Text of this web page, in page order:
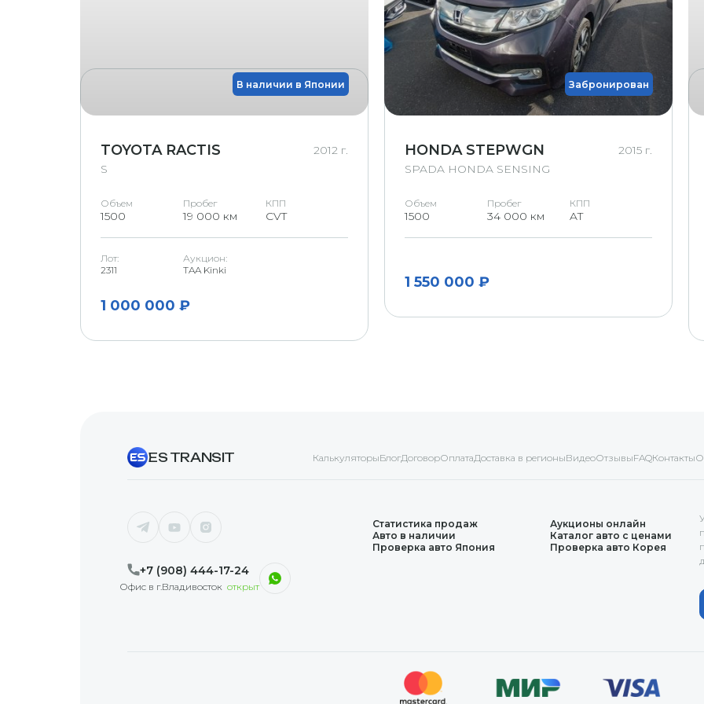
R
RX
Х
В наличии в Японии
TOYOTA RACTIS
S
2012 г.
Объем
1500
Пробег
19 000 км
КПП
CVT
Лот:
2311
Аукцион:
TAA Kinki
1 000 000 ₽
Забронирован
HONDA STEPWGN
SPADA HONDA SENSING
2015 г.
Объем
1500
Пробег
34 000 км
КПП
AT
1 550 000 ₽
ES TRANSIT КалькуляторыБлогДоговорОплатаДоставка в регионыВидеоОтзывыFAQКонтакты
+7 (908) 444-17-24
Офис в г.Владивосток открыт
Статистика продаж
Аукционы онлайн
Авто в наличии
Каталог авто с ценами
Проверка авто Япония
Проверка авто Корея